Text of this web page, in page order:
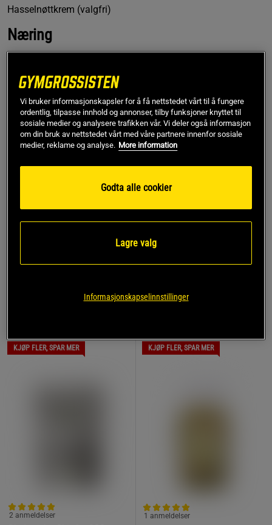
Hasselnøttkrem (valgfri)
Næring
Karbohydrater 8,2 g
Protein 10 g
Fett 10 g
Energi 115 kcal
Fremgangsmåte
Sett ovnen på 150 grader.
Riv blomkål på et rivjern.
KJØP FLER, SPAR MER
2 anmeldelser
KJØP FLER, SPAR MER
1 anmeldelser
Vi bruker informasjonskapsler for å få nettstedet vårt til å fungere
ordentlig, tilpasse innhold og annonser, tilby funksjoner knyttet til
sosiale medier og analysere trafikken vår. Vi deler også informasjon
om din bruk av nettstedet vårt med våre partnere innenfor sosiale
medier, reklame og analyse. More information
Godta alle cookier
Lagre valg
Informasjonskapselinnstillinger